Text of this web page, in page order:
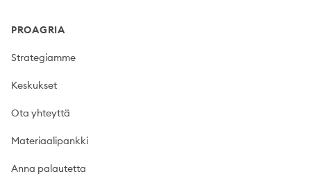
PROAGRIA
Strategiamme
Keskukset
Ota yhteyttä
Materiaalipankki
Anna palautetta